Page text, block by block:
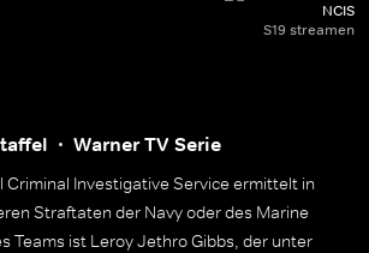
NCIS
S19 streamen
Warner TV Serie
Criminal Investigative Service ermittelt in
Straftaten der Navy oder des Marine
Teams ist Leroy Jethro Gibbs, der unter